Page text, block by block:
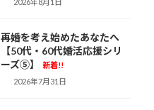
再婚を考え始めたあなたへ
【50代・60代婚活応援シリ
ーズ⑤】
新着!!
2026年7月31日